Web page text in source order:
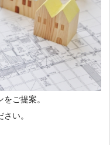
ご提案。
い。